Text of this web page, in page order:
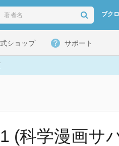
ブク
ショップ サポート
(科学漫画サ